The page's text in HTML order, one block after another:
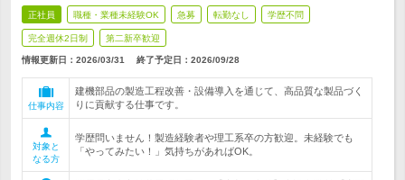
正社員 職種・業種未経験OK 急募 転勤なし 学歴不問
完全週休2日制 第二新卒歓迎
情報更新日：2026/03/31 終了予定日： 2026/09/28
仕事内容
建機部品の製造工程改善・設備導入を通じて、高品質な製品づく
りに貢献する仕事です。
対象と
なる方
学歴問いません！製造経験者や理工系卒の方歓迎。未経験でも
「やってみたい！」気持ちがあればOK。